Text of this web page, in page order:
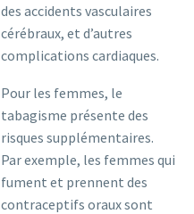
des accidents vasculaires
cérébraux, et d’autres
complications cardiaques.
Pour les femmes, le
tabagisme présente des
risques supplémentaires.
Par exemple, les femmes qui
fument et prennent des
contraceptifs oraux sont